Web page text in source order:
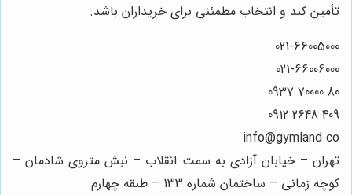
تأمین کند و انتخاب مطمئنی برای خریداران باشد.
021-66005000
021-66006000
80 70000 0937
409 2648 0912
info@gymland.co
تهران – خیابان آزادی به سمت انقلاب – نبش متروی شادمان –
کوچه زمانی – ساختمان شماره 133 – طبقه چهارم